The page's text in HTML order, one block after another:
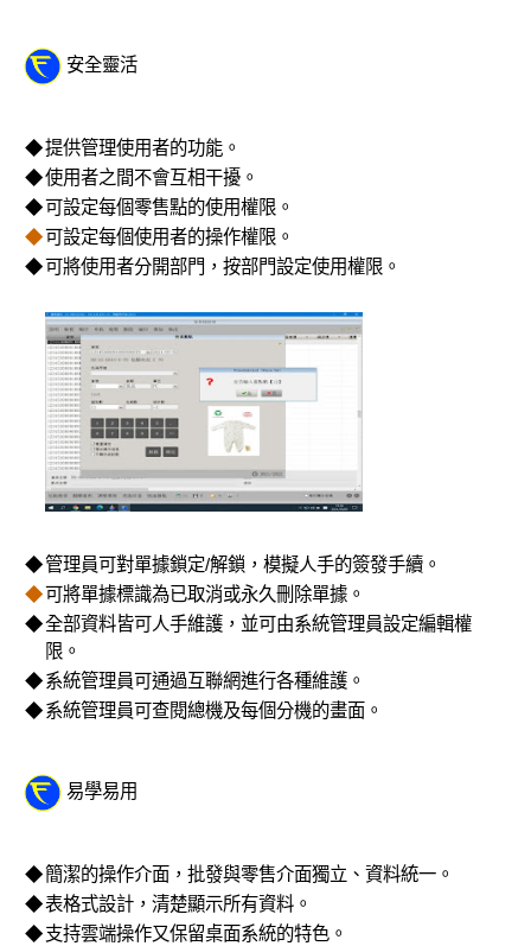
安全靈活
◆提供管理使用者的功能。
◆使用者之間不會互相干擾。
◆可設定每個零售點的使用權限。
◆可設定每個使用者的操作權限。
◆可將使用者分開部門，按部門設定使用權限。
◆管理員可對單據鎖定/解鎖，模擬人手的簽發手續。
◆可將單據標識為已取消或永久刪除單據。
◆全部資料皆可人手維護，並可由系統管理員設定編輯權
限。
◆系統管理員可通過互聯網進行各種維護。
◆系統管理員可查閱總機及每個分機的畫面。
易學易用
◆簡潔的操作介面，批發與零售介面獨立、資料統一。
◆表格式設計，清楚顯示所有資料。
◆支持雲端操作又保留桌面系統的特色。